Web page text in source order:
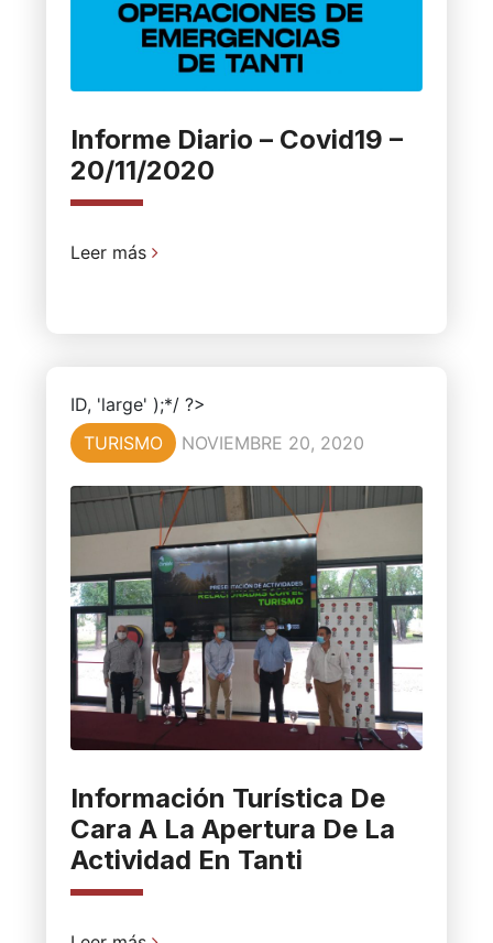
Informe Diario – Covid19 –
20/11/2020
Leer más
ID, 'large' );*/ ?>
TURISMO
NOVIEMBRE 20, 2020
Información Turística De
Cara A La Apertura De La
Actividad En Tanti